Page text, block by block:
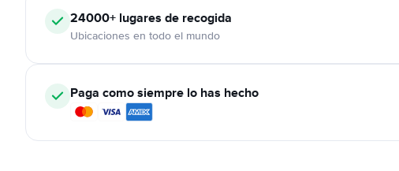
24000+ lugares de recogida
Ubicaciones en todo el mundo
Paga como siempre lo has hecho